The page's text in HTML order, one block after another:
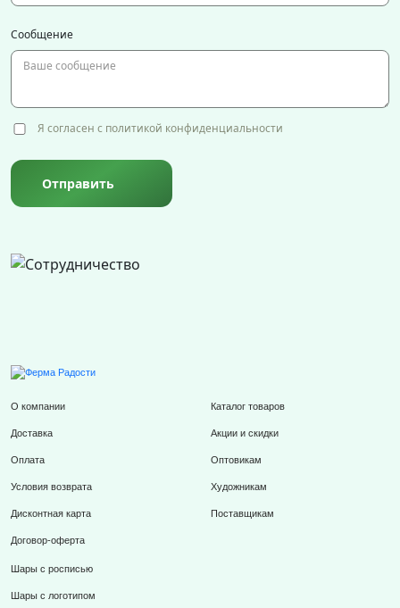
Сообщение
Я согласен с политикой конфиденциальности
Отправить
О компании
Доставка
Оплата
Условия возврата
Дисконтная карта
Договор-оферта
Каталог товаров
Акции и скидки
Оптовикам
Художникам
Поставщикам
Шары с росписью
Шары с логотипом